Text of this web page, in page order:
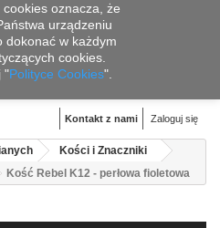
Zaloguj się
Kontakt z nami
Kości i Znaczniki
Kość Rebel K12 - perłowa fioletowa
oznacza, że
urządzeniu
dokonać w każdym
cookies.
"Polityce Cookies".